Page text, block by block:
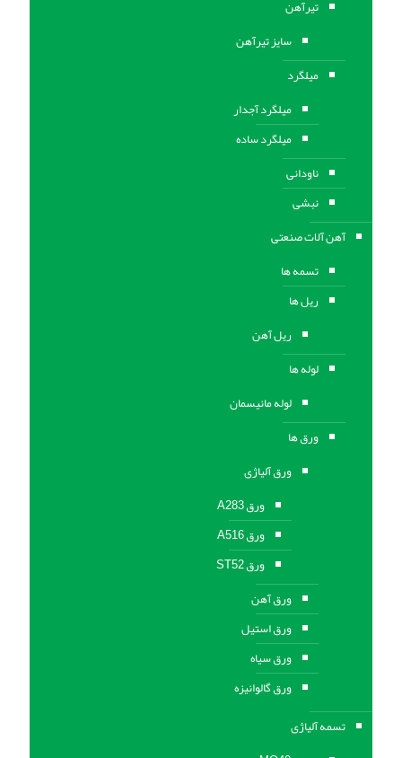
تیرآهن
سایز تیرآهن
میلگرد
میلگرد آجدار
میلگرد ساده
ناودانی
نبشی
آهن آلات صنعتی
تسمه ها
ریل ها
ریل آهن
لوله ها
لوله مانیسمان
ورق ها
ورق آلیاژی
ورق A283
ورق A516
ورق ST52
ورق آهن
ورق استیل
ورق سیاه
ورق گالوانیزه
تسمه آلیاژی